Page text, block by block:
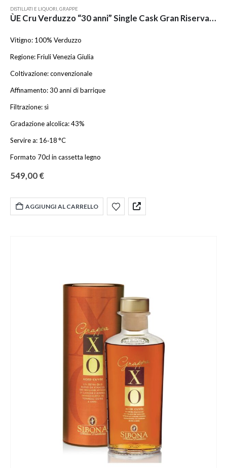
DISTILLATI E LIQUORI GRAPPE
ÙE Cru Verduzzo “30 anni” Single Cask Gran Riserva 1994
Vitigno: 100% Verduzzo
Regione: Friuli Venezia Giulia
Coltivazione: convenzionale
Affinamento: 30 anni di barrique
Filtrazione: sì
Gradazione alcolica: 43%
Servire a: 16‑18 °C
Formato 70cl in cassetta legno
549,00 €
AGGIUNGI AL CARRELLO